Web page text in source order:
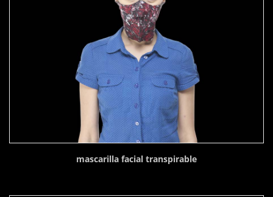
mascarilla facial transpirable